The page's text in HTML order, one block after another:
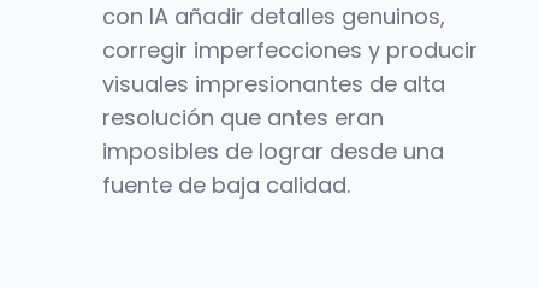
con IA añadir detalles genuinos,
corregir imperfecciones y producir
visuales impresionantes de alta
resolución que antes eran
imposibles de lograr desde una
fuente de baja calidad.